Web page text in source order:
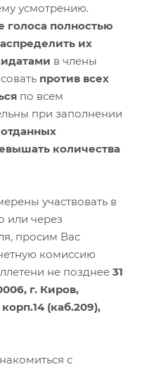
усмотрению.
голоса полностью
их
в члены
против всех
по всем
при заполнении
количества
участвовать в
или через
просим Вас
комиссию
не позднее 31
г. Киров,
(каб.209),
с